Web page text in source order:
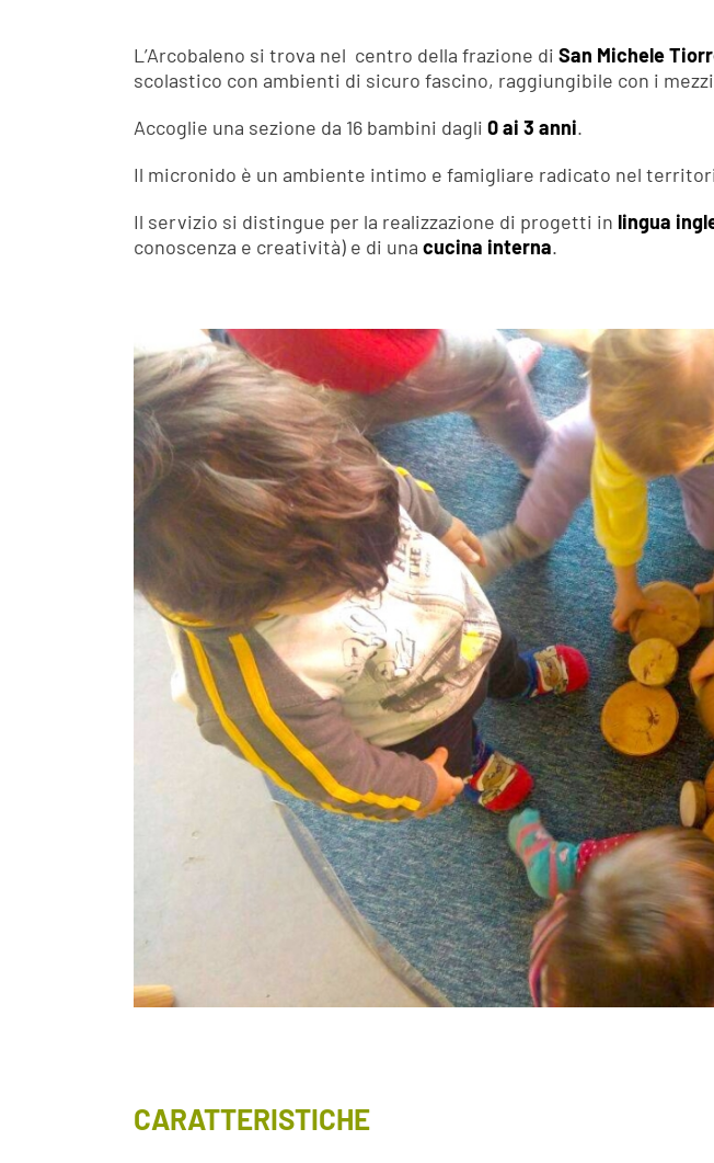
L’Arcobaleno si trova nel centro della frazione di San Michele
scolastico con ambienti di sicuro fascino, raggiungibile con i
Accoglie una sezione da 16 bambini dagli 0 ai 3 anni.
Il micronido è un ambiente intimo e famigliare radicato nel
Il servizio si distingue per la realizzazione di progetti in lingua
conoscenza e creatività) e di una cucina interna.
CARATTERISTICHE